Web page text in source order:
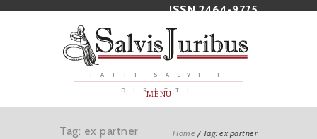
ISSN 2464-9775
FATTI SALVI I
DIRITTI
MENU
Home / Tag: ex partner
Tag: ex partner